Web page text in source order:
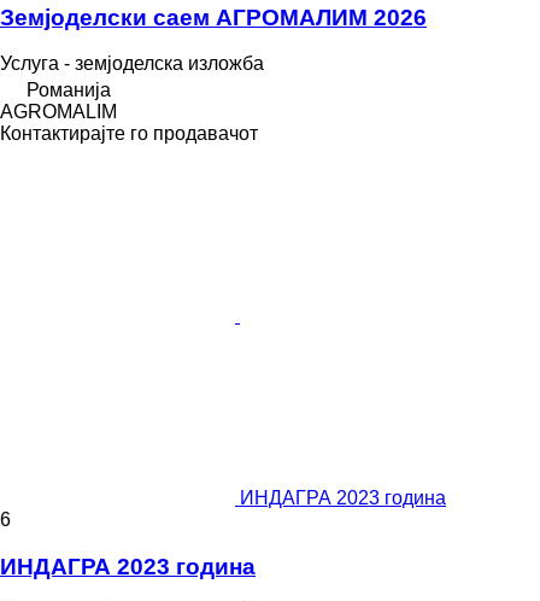
Земјоделски саем АГРОМАЛИМ 2026
Услуга - земјоделска изложба
Романија
AGROMALIM
Контактирајте го продавачот
ИНДАГРА 2023 година
6
ИНДАГРА 2023 година